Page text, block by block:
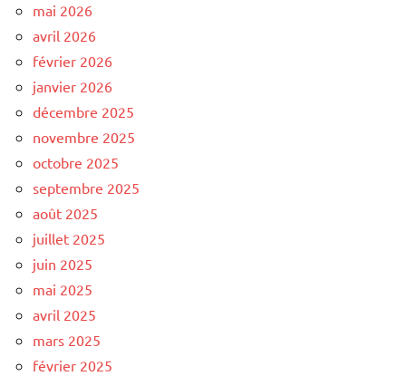
mai 2026
avril 2026
février 2026
janvier 2026
décembre 2025
novembre 2025
octobre 2025
septembre 2025
août 2025
juillet 2025
juin 2025
mai 2025
avril 2025
mars 2025
février 2025